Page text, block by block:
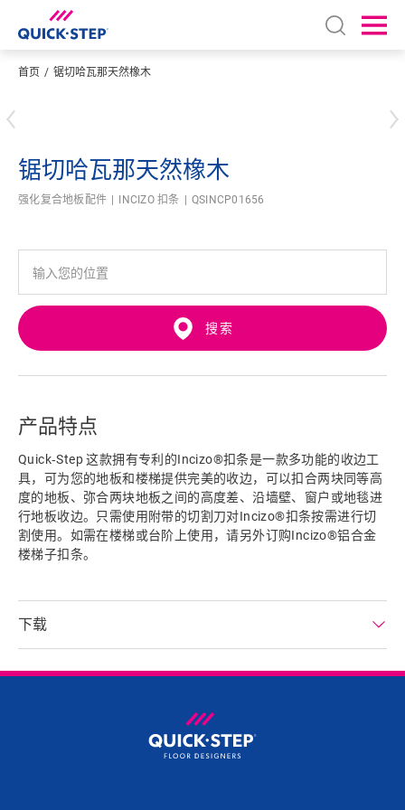
Open
首页 锯切哈瓦那天然橡木
锯切哈瓦那天然橡木
强化复合地板配件 INCIZO 扣条 QSINCP01656
搜索
产品特点
Quick‑Step 这款拥有专利的Incizo®扣条是一款多功能的收边工
具，可为您的地板和楼梯提供完美的收边，可以扣合两块同等高
度的地板、弥合两块地板之间的高度差、沿墙壁、窗户或地毯进
行地板收边。只需使用附带的切割刀对Incizo®扣条按需进行切
割使用。如需在楼梯或台阶上使用，请另外订购Incizo®铝合金
楼梯子扣条。
下载